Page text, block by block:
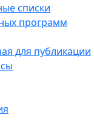
списки
программ
для публикации